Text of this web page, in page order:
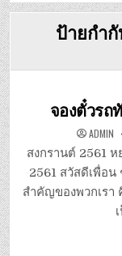
ป้ายกำ
จองตั๋วรถ
ADMIN
สงกรานต์ 2561 ห
2561 สวัสดีเพื่อน
สำคัญของพวกเรา